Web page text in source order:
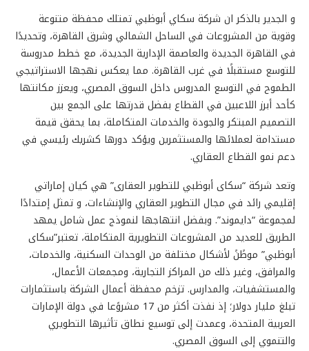
و الجدير بالذكر ان شركة سكاي أبوظبي تمتلك محفظة متنوعة
وقوية من المشروعات في الساحل الشمالي وشرق القاهرة، وتحديدًا
في القاهرة الجديدة والعاصمة الإدارية الجديدة، مع خطط مدروسة
للتوسع مستقبلًا في غرب القاهرة. مما يعكس نهجها الاستراتيجي
الطموح في التوسع المدروس داخل السوق المصري، ويعزز مكانتها
كأحد أبرز اللاعبين في القطاع بفضل قدرتها على الجمع بين
التصميم المبتكر والجودة والخدمات المتكاملة، بما يحقق قيمة
مستدامة لعملائها والمستثمرين ويؤكد دورها كشريك رئيسي في
دعم نمو القطاع العقاري.
وتعد شركة “سكاى أبوظبي للتطوير العقارى” هي كيان إماراتي
إقليمي رائد في مجال التطوير العقاري والإنشاءات، و تمثل إمتدادًا
لمجموعة “دايموند”. وبفضل انتهاجها لنموذج عمل شامل يمهد
الطريق للعديد من المشروعات التطويرية المتكاملة، تعتبر”سكاى
أبوظبي” موطًنً لأشكال مختلفة من الوحدات السكنية، والخدمات،
والمرافق، وغير ذلك من المراكز التجارية، ومجمعات الأعمال،
والمستشفيات، والمدارس. تزخم محفظة أعمال الشركة باستثمارات
تبلغ مليار دولار؛ إذ نفذت أكثر من 17 مشروًعا في دولة الإمارات
العربية المتحدة، وعمدت إلى توسيع نطاق تأثيرها التطويري
والتنموي إلى السوق المصري.